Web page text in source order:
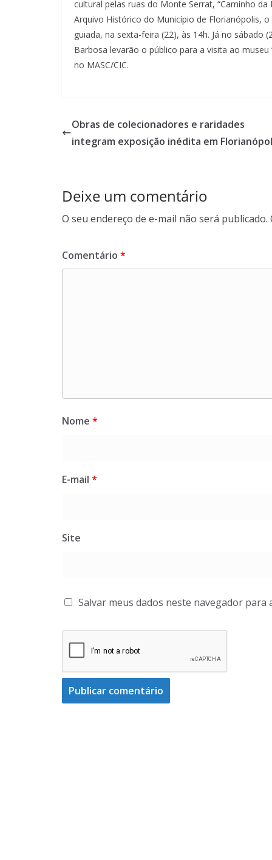
cultural pelas ruas do Monte Serrat, “Caminho
Arquivo Histórico do Município de Florianópolis,
guiada, na sexta-feira (22), às 14h. Já no sábado
Barbosa levarão o público para a visita ao
no MASC/CIC.
Obras de colecionadores e raridades
integram exposição inédita em
Deixe um comentário
O seu endereço de e-mail não será publicado.
Comentário *
Nome *
E-mail *
Site
Salvar meus dados neste navegador para